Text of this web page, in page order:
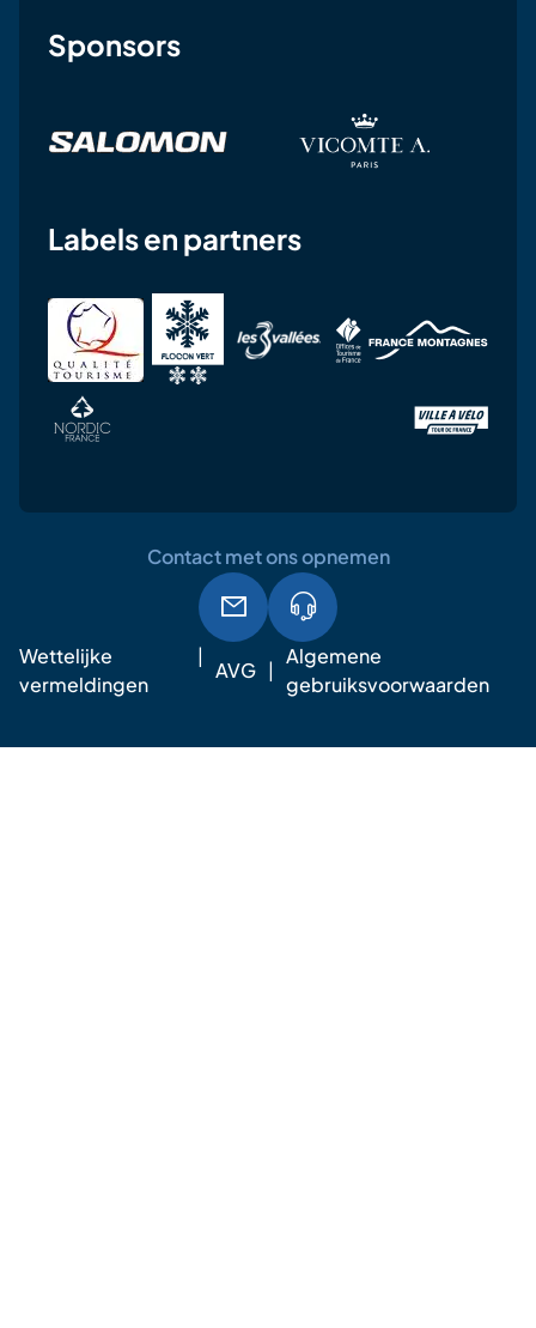
Sponsors
Labels en partners
Wettelijke
vermeldingen
AVG
Algemene
gebruiksvoorwaarden
Contact met ons opnemen